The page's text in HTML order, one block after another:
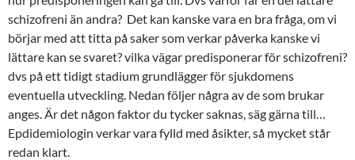
schizofreni än andra? Det kan kanske vara en bra fråga, om vi
börjar med att titta på saker som verkar påverka kanske vi
lättare kan se svaret? vilka vägar predisponerar för schizofreni?
dvs på ett tidigt stadium grundlägger för sjukdomens
eventuella utveckling. Nedan följer några av de som brukar
anges. Är det någon faktor du tycker saknas, säg gärna till…
Epdidemiologin verkar vara fylld med åsikter, så mycket står
redan klart.